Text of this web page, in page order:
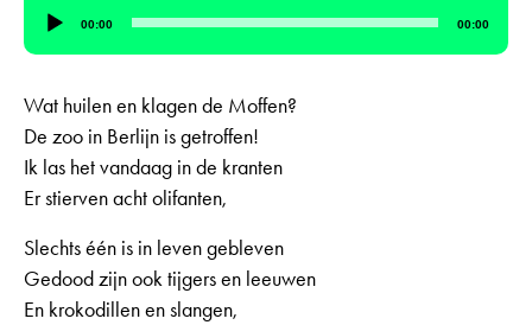
Audiospeler
00:00 00:00
Wat huilen en klagen de Moffen?
De zoo in Berlijn is getroffen!
Ik las het vandaag in de kranten
Er stierven acht olifanten,
Slechts één is in leven gebleven
Gedood zijn ook tijgers en leeuwen
En krokodillen en slangen,